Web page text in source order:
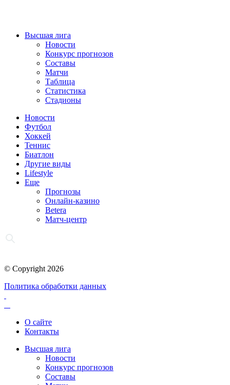
Высшая лига
Новости
Конкурс прогнозов
Составы
Матчи
Таблица
Статистика
Стадионы
Новости
Футбол
Хоккей
Теннис
Биатлон
Другие виды
Lifestyle
Еще
Прогнозы
Онлайн-казино
Betera
Матч-центр
© Copyright 2026
Политика обработки данных
О сайте
Контакты
Высшая лига
Новости
Конкурс прогнозов
Составы